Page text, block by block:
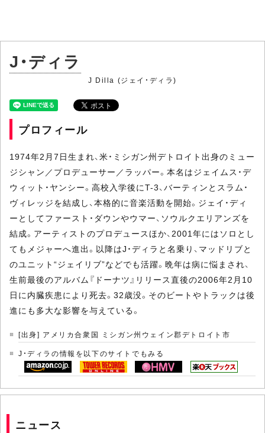
J・ディラ
J Dilla (ジェイ・ディラ)
プロフィール
1974年2月7日生まれ、米・ミシガン州デトロイト出身のミュー
ジシャン／プロデューサー／ラッパー。本名はジェイムス・デ
ウィット・ヤンシー。高校入学後にT-3、バーティンとスラム・
ヴィレッジを結成し、本格的に音楽活動を開始。ジェイ・ディ
ーとしてファースト・ダウンやウマー、ソウルクエリアンズを
結成。アーティストのプロデュースほか、2001年にはソロとし
てもメジャーへ進出。以降はJ・ディラと名乗り、マッドリブと
のユニット“ジェイリブ”などでも活躍。晩年は病に悩まされ、
生前最後のアルバム『ドーナツ』リリース直後の2006年2月10
日に内臓疾患により死去。32歳没。そのビートやトラックは後
進にも多大な影響を与えている。
[出身] アメリカ合衆国 ミシガン州ウェイン郡デトロイト市
J・ディラの情報を以下のサイトでもみる
ニュース